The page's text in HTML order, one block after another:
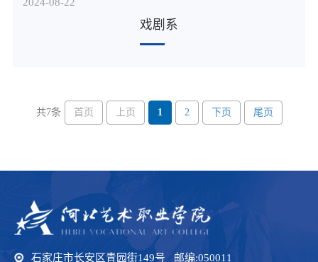
戏剧系
共7条 首页 上页 1 2 下页 尾页
石家庄市长安区青园街149号 邮编:050011